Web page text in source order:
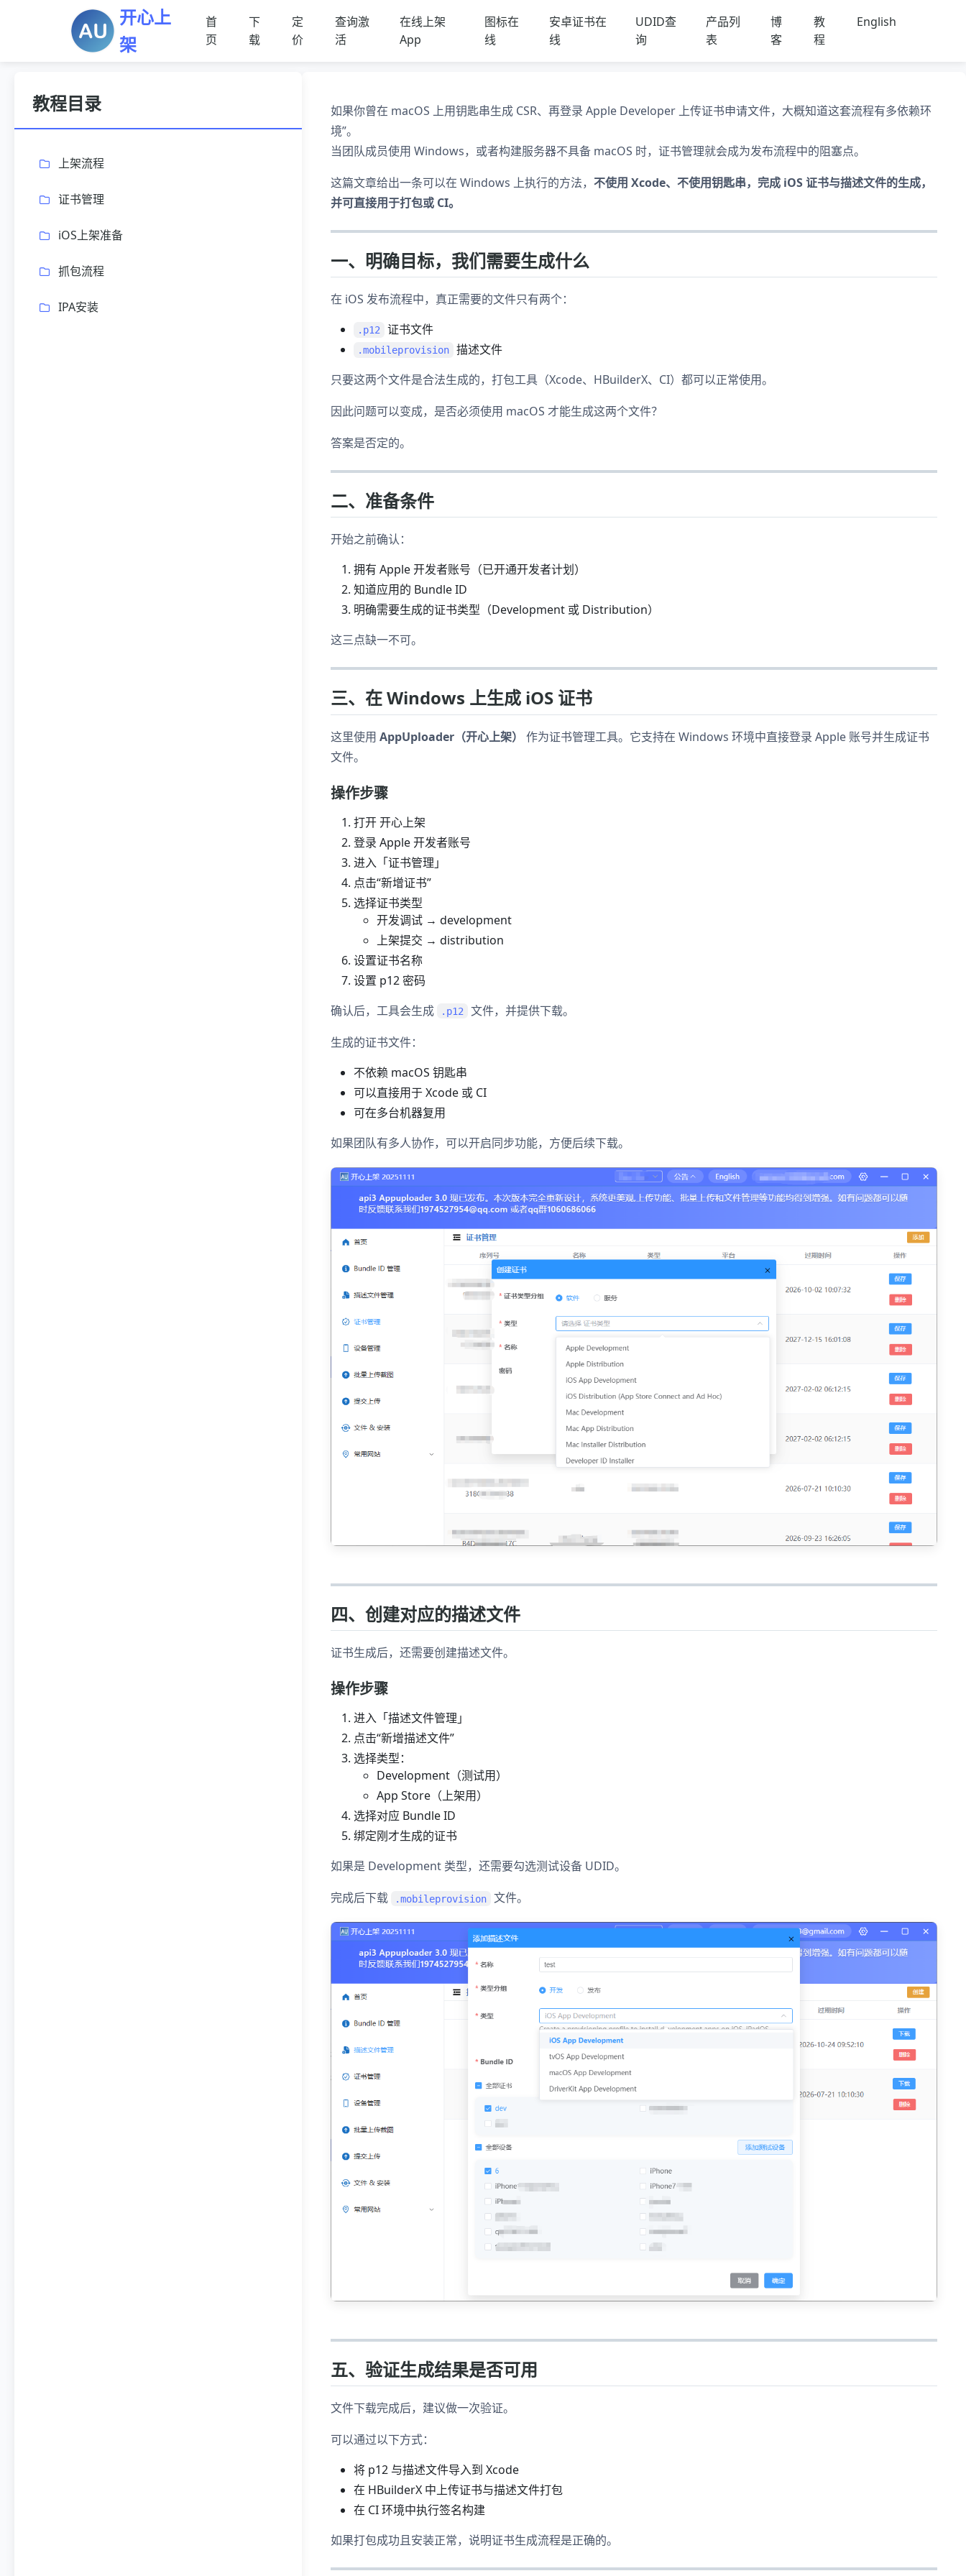
开心上
架
首
页
下
载
定
价
查询激
活
在线上架
App
图标在
线
安卓证书在
线
UDID查
询
产品列
表
博
客
教
程
English
教程目录
上架流程
证书管理
iOS上架准备
抓包流程
IPA安装
如果你曾在 macOS 上用钥匙串生成 CSR、再登录 Apple Developer 上传证书申请文件，大概知道这套流程有多依赖环
境”。
当团队成员使用 Windows，或者构建服务器不具备 macOS 时，证书管理就会成为发布流程中的阻塞点。
这篇文章给出一条可以在 Windows 上执行的方法， 不使用 Xcode、不使用钥匙串，完成 iOS 证书与描述文件的生成，
并可直接用于打包或 CI。
一、明确目标，我们需要生成什么
在 iOS 发布流程中，真正需要的文件只有两个：
.p12 证书文件
.mobileprovision
描述文件
只要这两个文件是合法生成的，打包工具（Xcode、HBuilderX、CI）都可以正常使用。
因此问题可以变成，是否必须使用 macOS 才能生成这两个文件？
答案是否定的。
二、准备条件
开始之前确认：
拥有 Apple 开发者账号（已开通开发者计划）
知道应用的 Bundle ID
明确需要生成的证书类型（Development 或 Distribution）
这三点缺一不可。
三、在 Windows 上生成 iOS 证书
这里使用 AppUploader（开心上架）
作为证书管理工具。它支持在 Windows 环境中直接登录 Apple 账号并生成证书
文件。
操作步骤
打开 开心上架
登录 Apple 开发者账号
进入「证书管理」
点击“新增证书”
选择证书类型
开发调试 → development
上架提交 → distribution
设置证书名称
设置 p12 密码
确认后，工具会生成
.p12
文件，并提供下载。
生成的证书文件：
不依赖 macOS 钥匙串
可以直接用于 Xcode 或 CI
可在多台机器复用
如果团队有多人协作，可以开启同步功能，方便后续下载。
四、创建对应的描述文件
证书生成后，还需要创建描述文件。
操作步骤
进入「描述文件管理」
点击“新增描述文件”
选择类型：
Development（测试用）
App Store（上架用）
选择对应 Bundle ID
绑定刚才生成的证书
如果是 Development 类型，还需要勾选测试设备 UDID。
完成后下载
.mobileprovision 文件。
五、验证生成结果是否可用
文件下载完成后，建议做一次验证。
可以通过以下方式：
将 p12 与描述文件导入到 Xcode
在 HBuilderX 中上传证书与描述文件打包
在 CI 环境中执行签名构建
如果打包成功且安装正常，说明证书生成流程是正确的。